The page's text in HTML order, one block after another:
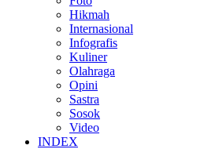
Hikmah
Internasional
Infografis
Kuliner
Olahraga
Opini
Sastra
Sosok
Video
INDEX